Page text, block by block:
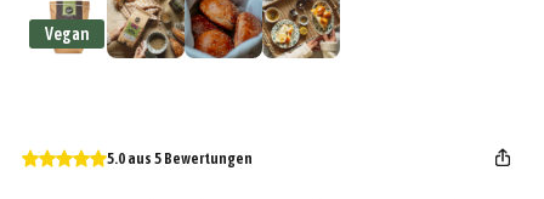
Vegan
5.0 aus 5 Bewertungen